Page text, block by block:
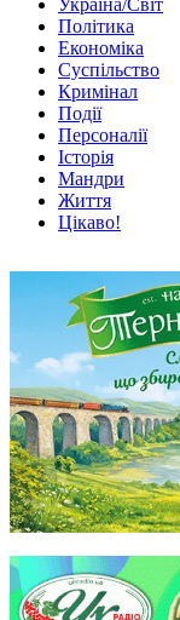
Україна/Світ
Політика
Економіка
Суспільство
Кримінал
Події
Персоналії
Історія
Мандри
Життя
Цікаво!